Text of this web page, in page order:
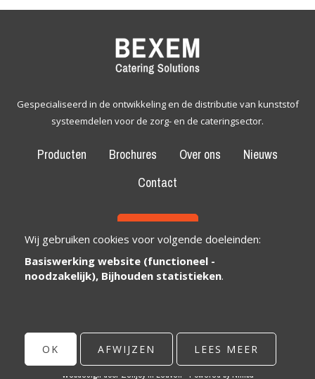
Gespecialiseerd in de ontwikkeling en de distributie van kunststof
systeemdelen voor de zorg- en de cateringsector.
Producten Brochures Over ons
Nieuws
Contact
Bexem Catering Solutions
Maatschappelijke zetel
© Copyright 2026 | Bexem • Alle rechten voorbehouden •
Webdesign door Zenjoy in Leuven
Powered by Nimbu
Wij gebruiken cookies voor volgende doeleinden:
Basiswerking website (functioneel -
noodzakelijk), Bijhouden statistieken.
OK AFWIJZEN LEES MEER